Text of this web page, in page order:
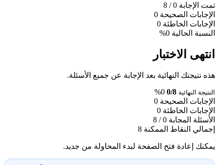
تمت الإجابة 0
/ 8
الإجابات الصحيحة 0
الإجابات الخاطئة 0
النسبة الحالية 0%
انتهى الاختبار
هذه نتيجتك النهائية بعد الإجابة عن جميع الأسئلة.
النتيجة النهائية 0/8
0%
الإجابات الصحيحة 0
الإجابات الخاطئة 0
الأسئلة المجابة 0 / 8
إجمالي النقاط الممكنة 8
يمكنك إعادة فتح الصفحة لبدء المحاولة من جديد.